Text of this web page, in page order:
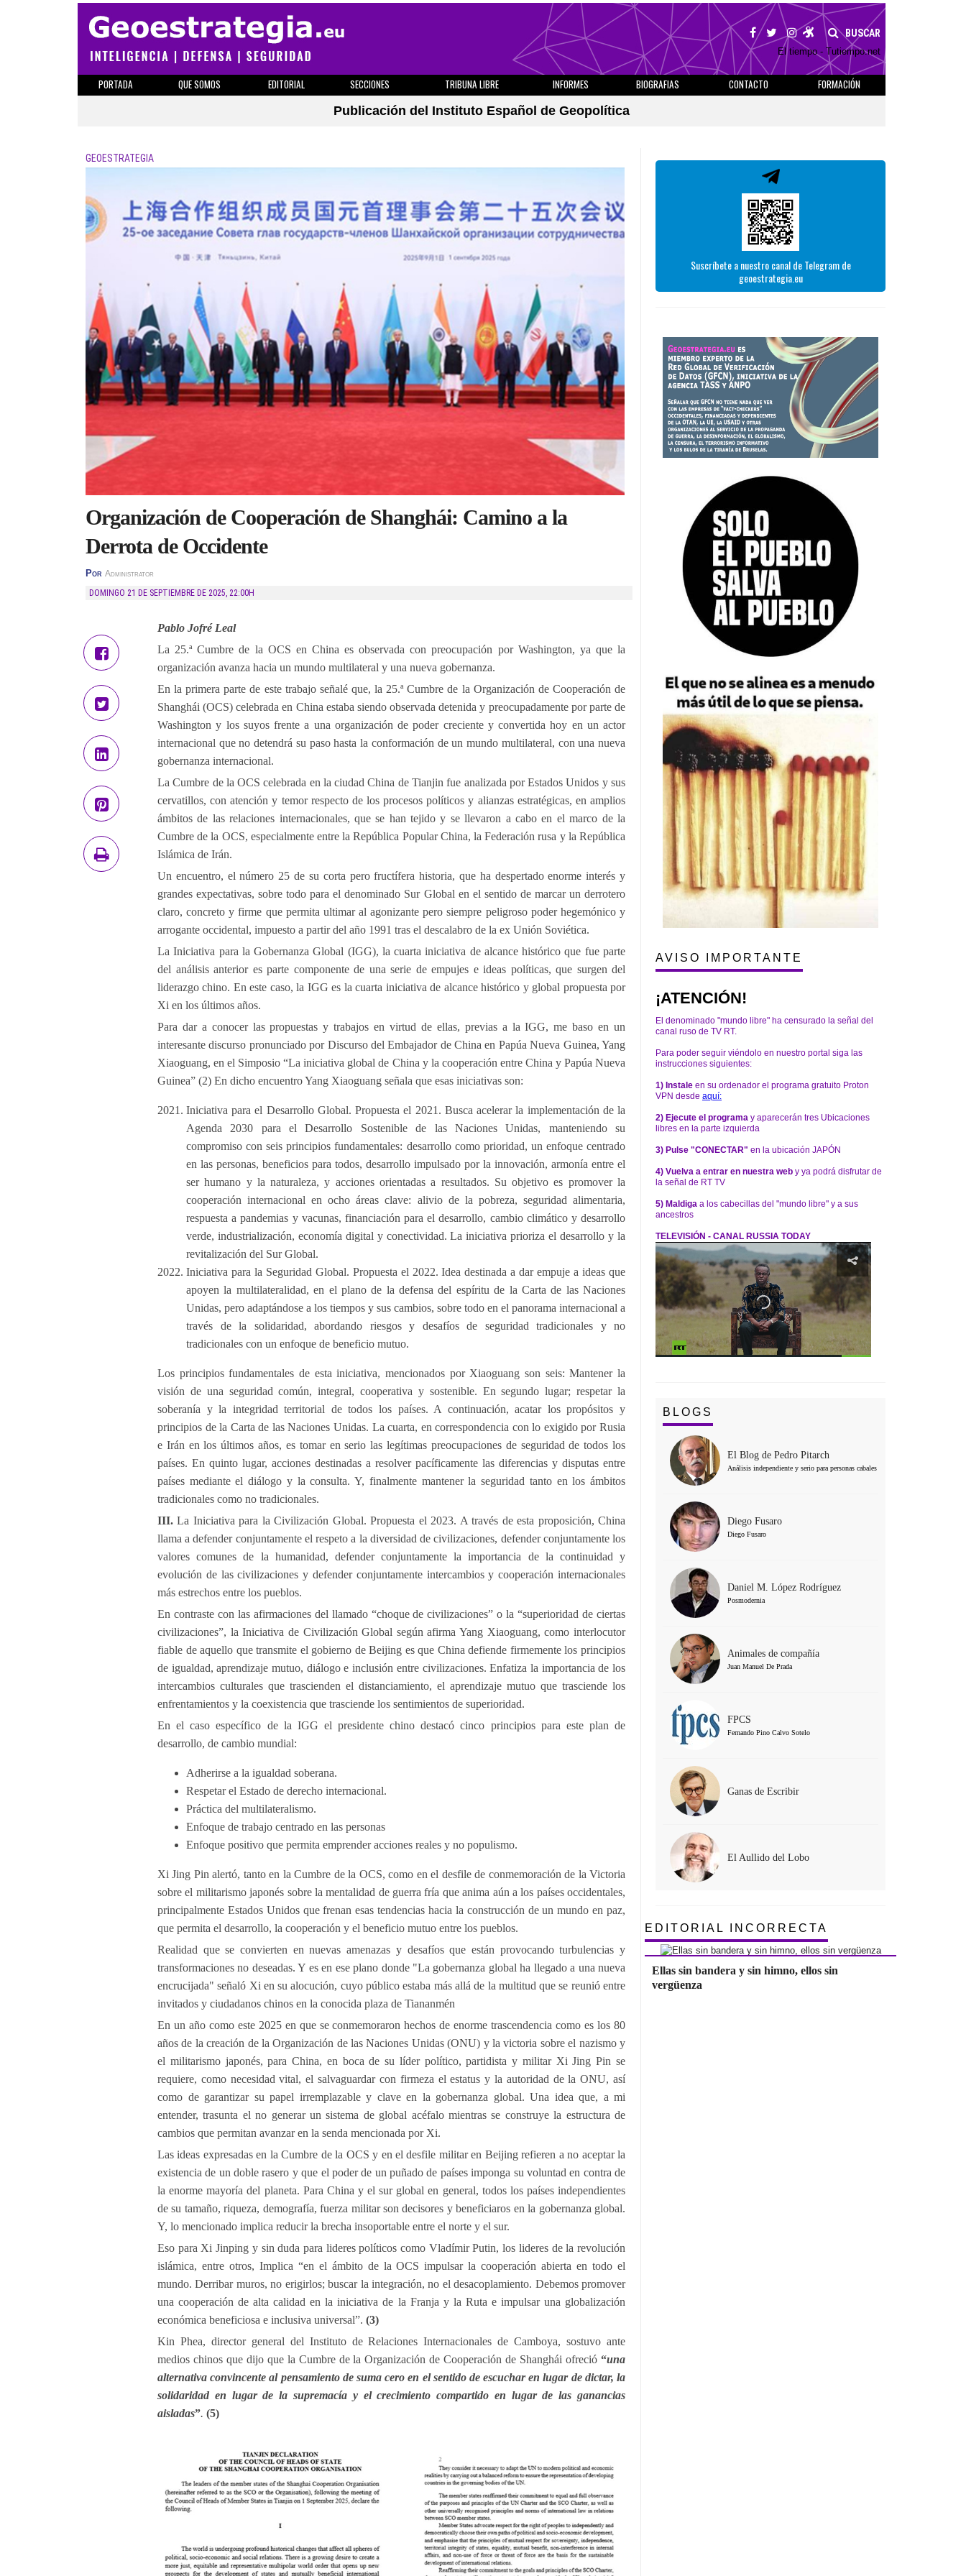
BUSCAR
El tiempo - Tutiempo.net
PORTADA QUE SOMOS EDITORIAL SECCIONES TRIBUNA LIBRE INFORMES BIOGRAFIAS CONTACTO
FORMACIÓN
Publicación del Instituto Español de Geopolítica
GEOESTRATEGIA
Organización de Cooperación de Shanghái: Camino a la
Derrota de Occidente
Por Administrator
DOMINGO 21 DE SEPTIEMBRE DE 2025, 22:00H
Pablo Jofré Leal
La 25.ª Cumbre de la OCS en China es observada con preocupación por Washington, ya que la
organización avanza hacia un mundo multilateral y una nueva gobernanza.
En la primera parte de este trabajo señalé que, la 25.ª Cumbre de la Organización de Cooperación de
Shanghái (OCS) celebrada en China estaba siendo observada detenida y preocupadamente por parte de
Washington y los suyos frente a una organización de poder creciente y convertida hoy en un actor
internacional que no detendrá su paso hasta la conformación de un mundo multilateral, con una nueva
gobernanza internacional.
La Cumbre de la OCS celebrada en la ciudad China de Tianjin fue analizada por Estados Unidos y sus
cervatillos, con atención y temor respecto de los procesos políticos y alianzas estratégicas, en amplios
ámbitos de las relaciones internacionales, que se han tejido y se llevaron a cabo en el marco de la
Cumbre de la OCS, especialmente entre la República Popular China, la Federación rusa y la República
Islámica de Irán.
Un encuentro, el número 25 de su corta pero fructífera historia, que ha despertado enorme interés y
grandes expectativas, sobre todo para el denominado Sur Global en el sentido de marcar un derrotero
claro, concreto y firme que permita ultimar al agonizante pero siempre peligroso poder hegemónico y
arrogante occidental, impuesto a partir del año 1991 tras el descalabro de la ex Unión Soviética.
La Iniciativa para la Gobernanza Global (IGG), la cuarta iniciativa de alcance histórico que fue parte
del análisis anterior es parte componente de una serie de empujes e ideas políticas, que surgen del
liderazgo chino. En este caso, la IGG es la cuarta iniciativa de alcance histórico y global propuesta por
Xi en los últimos años.
Para dar a conocer las propuestas y trabajos en virtud de ellas, previas a la IGG, me baso en un
interesante discurso pronunciado por Discurso del Embajador de China en Papúa Nueva Guinea, Yang
Xiaoguang, en el Simposio “La iniciativa global de China y la cooperación entre China y Papúa Nueva
Guinea” (2) En dicho encuentro Yang Xiaoguang señala que esas iniciativas son:
Iniciativa para el Desarrollo Global. Propuesta el 2021. Busca acelerar la implementación de la
Agenda 2030 para el Desarrollo Sostenible de las Naciones Unidas, manteniendo su
compromiso con seis principios fundamentales: desarrollo como prioridad, un enfoque centrado
en las personas, beneficios para todos, desarrollo impulsado por la innovación, armonía entre el
ser humano y la naturaleza, y acciones orientadas a resultados. Su objetivo es promover la
cooperación internacional en ocho áreas clave: alivio de la pobreza, seguridad alimentaria,
respuesta a pandemias y vacunas, financiación para el desarrollo, cambio climático y desarrollo
verde, industrialización, economía digital y conectividad. La iniciativa prioriza el desarrollo y la
revitalización del Sur Global.
Iniciativa para la Seguridad Global. Propuesta el 2022. Idea destinada a dar empuje a ideas que
apoyen la multilateralidad, en el plano de la defensa del espíritu de la Carta de las Naciones
Unidas, pero adaptándose a los tiempos y sus cambios, sobre todo en el panorama internacional a
través de la solidaridad, abordando riesgos y desafíos de seguridad tradicionales y no
tradicionales con un enfoque de beneficio mutuo.
Los principios fundamentales de esta iniciativa, mencionados por Xiaoguang son seis: Mantener la
visión de una seguridad común, integral, cooperativa y sostenible. En segundo lugar; respetar la
soberanía y la integridad territorial de todos los países. A continuación, acatar los propósitos y
principios de la Carta de las Naciones Unidas. La cuarta, en correspondencia con lo exigido por Rusia
e Irán en los últimos años, es tomar en serio las legítimas preocupaciones de seguridad de todos los
países. En quinto lugar, acciones destinadas a resolver pacíficamente las diferencias y disputas entre
países mediante el diálogo y la consulta. Y, finalmente mantener la seguridad tanto en los ámbitos
tradicionales como no tradicionales.
III. La Iniciativa para la Civilización Global. Propuesta el 2023. A través de esta proposición, China
llama a defender conjuntamente el respeto a la diversidad de civilizaciones, defender conjuntamente los
valores comunes de la humanidad, defender conjuntamente la importancia de la continuidad y
evolución de las civilizaciones y defender conjuntamente intercambios y cooperación internacionales
más estrechos entre los pueblos.
En contraste con las afirmaciones del llamado “choque de civilizaciones” o la “superioridad de ciertas
civilizaciones”, la Iniciativa de Civilización Global según afirma Yang Xiaoguang, como interlocutor
fiable de aquello que transmite el gobierno de Beijing es que China defiende firmemente los principios
de igualdad, aprendizaje mutuo, diálogo e inclusión entre civilizaciones. Enfatiza la importancia de los
intercambios culturales que trascienden el distanciamiento, el aprendizaje mutuo que trasciende los
enfrentamientos y la coexistencia que trasciende los sentimientos de superioridad.
En el caso específico de la IGG el presidente chino destacó cinco principios para este plan de
desarrollo, de cambio mundial:
Adherirse a la igualdad soberana.
Respetar el Estado de derecho internacional.
Práctica del multilateralismo.
Enfoque de trabajo centrado en las personas
Enfoque positivo que permita emprender acciones reales y no populismo.
Xi Jing Pin alertó, tanto en la Cumbre de la OCS, como en el desfile de conmemoración de la Victoria
sobre el militarismo japonés sobre la mentalidad de guerra fría que anima aún a los países occidentales,
principalmente Estados Unidos que frenan esas tendencias hacia la construcción de un mundo en paz,
que permita el desarrollo, la cooperación y el beneficio mutuo entre los pueblos.
Realidad que se convierten en nuevas amenazas y desafíos que están provocando turbulencias y
transformaciones no deseadas. Y es en ese plano donde "La gobernanza global ha llegado a una nueva
encrucijada" señaló Xi en su alocución, cuyo público estaba más allá de la multitud que se reunió entre
invitados y ciudadanos chinos en la conocida plaza de Tiananmén
En un año como este 2025 en que se conmemoraron hechos de enorme trascendencia como es los 80
años de la creación de la Organización de las Naciones Unidas (ONU) y la victoria sobre el nazismo y
el militarismo japonés, para China, en boca de su líder político, partidista y militar Xi Jing Pin se
requiere, como necesidad vital, el salvaguardar con firmeza el estatus y la autoridad de la ONU, así
como de garantizar su papel irremplazable y clave en la gobernanza global. Una idea que, a mi
entender, trasunta el no generar un sistema de global acéfalo mientras se construye la estructura de
cambios que permitan avanzar en la senda mencionada por Xi.
Las ideas expresadas en la Cumbre de la OCS y en el desfile militar en Beijing refieren a no aceptar la
existencia de un doble rasero y que el poder de un puñado de países imponga su voluntad en contra de
la enorme mayoría del planeta. Para China y el sur global en general, todos los países independientes
de su tamaño, riqueza, demografía, fuerza militar son decisores y beneficiaros en la gobernanza global.
Y, lo mencionado implica reducir la brecha insoportable entre el norte y el sur.
Eso para Xi Jinping y sin duda para lideres políticos como Vladímir Putin, los lideres de la revolución
islámica, entre otros, Implica “en el ámbito de la OCS impulsar la cooperación abierta en todo el
mundo. Derribar muros, no erigirlos; buscar la integración, no el desacoplamiento. Debemos promover
una cooperación de alta calidad en la iniciativa de la Franja y la Ruta e impulsar una globalización
económica beneficiosa e inclusiva universal”. (3)
Kin Phea, director general del Instituto de Relaciones Internacionales de Camboya, sostuvo ante
medios chinos que dijo que la Cumbre de la Organización de Cooperación de Shanghái ofreció “una
alternativa convincente al pensamiento de suma cero en el sentido de escuchar en lugar de dictar, la
solidaridad en lugar de la supremacía y el crecimiento compartido en lugar de las ganancias
aisladas”. (5)
Suscríbete a nuestro canal de Telegram de
geoestrategia.eu
AVISO IMPORTANTE
¡ATENCIÓN!
El denominado "mundo libre" ha censurado la señal del
canal ruso de TV RT.
Para poder seguir viéndolo en nuestro portal siga las
instrucciones siguientes:
1) Instale en su ordenador el programa gratuito Proton
VPN desde aquí:
2) Ejecute el programa y aparecerán tres Ubicaciones
libres en la parte izquierda
3) Pulse "CONECTAR" en la ubicación JAPÓN
4) Vuelva a entrar en nuestra web y ya podrá disfrutar de
la señal de RT TV
5) Maldiga a los cabecillas del "mundo libre" y a sus
ancestros
TELEVISIÓN - CANAL RUSSIA TODAY
BLOGS
El Blog de Pedro Pitarch
Análisis independiente y serio para personas cabales
Diego Fusaro
Diego Fusaro
Daniel M. López Rodríguez
Posmodernia
Animales de compañía
Juan Manuel De Prada
FPCS
Fernando Pino Calvo Sotelo
Ganas de Escribir
El Aullido del Lobo
EDITORIAL INCORRECTA
Ellas sin bandera y sin himno, ellos sin
vergüenza